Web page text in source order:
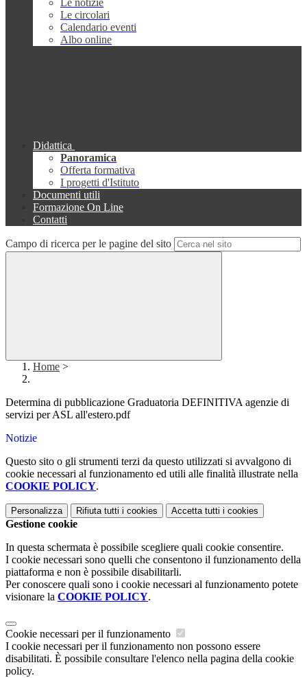
Le notizie
Le circolari
Calendario eventi
Albo online
Didattica
Panoramica
Offerta formativa
I progetti d'Istituto
Documenti utili
Formazione On Line
Contatti
Campo di ricerca per le pagine del sito
Home >
Determina di pubblicazione Graduatoria DEFINITIVA agenzie di
servizi per ASL all'estero.pdf
Notizie
Questo sito o gli strumenti terzi da questo utilizzati si avvalgono di
cookie necessari al funzionamento ed utili alle finalità illustrate nella
COOKIE POLICY.
Personalizza Rifiuta tutti i cookies Accetta tutti i cookies
Gestione cookie
In questa schermata è possibile scegliere quali cookie consentire.
I cookie necessari sono quelli che consentono il funzionamento della
piattaforma e non è possibile disabilitarli.
Per conoscere quali sono i cookie necessari al funzionamento potete
visionare la COOKIE POLICY.
Cookie necessari per il funzionamento
I cookie necessari per il funzionamento non possono essere
disabilitati. È possibile consultare l'elenco nella pagina della cookie
policy.